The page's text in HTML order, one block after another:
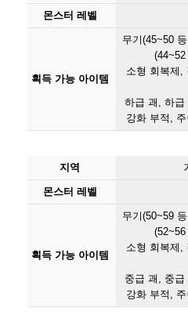
몬스터 레벨
획득 가능 아이템
무기(45~50
소형 회복제,
하급 괘, 하급
강화 부적,
지역
몬스터 레벨
획득 가능 아이템
무기(50~59
소형 회복제,
중급 괘, 중
강화 부적,